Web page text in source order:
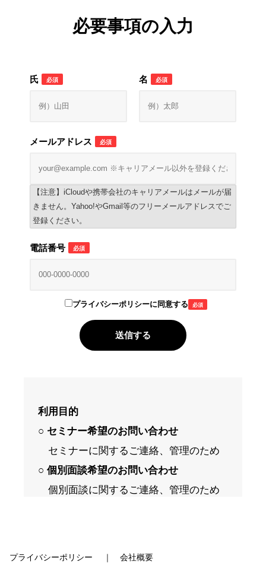
必要事項の入力
氏 必須 名 必須
メールアドレス 必須
【注意】iCloudや携帯会社のキャリアメールはメールが届
きません。Yahoo!やGmail等のフリーメールアドレスでご
登録ください。
電話番号 必須
プライバシーポリシーに同意する 必須
利用目的
○ セミナー希望のお問い合わせ
セミナーに関するご連絡、管理のため
○ 個別面談希望のお問い合わせ
個別面談に関するご連絡、管理のため
プライバシーポリシー ｜ 会社概要